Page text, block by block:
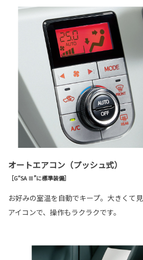
オートエアコン（プッシュ式）
［G“SA Ⅲ”に標準装備］
お好みの室温を自動でキープ。大きくて
アイコンで、操作もラクラクです。